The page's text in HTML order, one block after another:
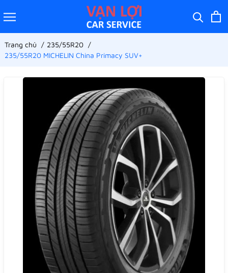
Trang chủ
235/55R20
235/55R20 MICHELIN China Primacy SUV+